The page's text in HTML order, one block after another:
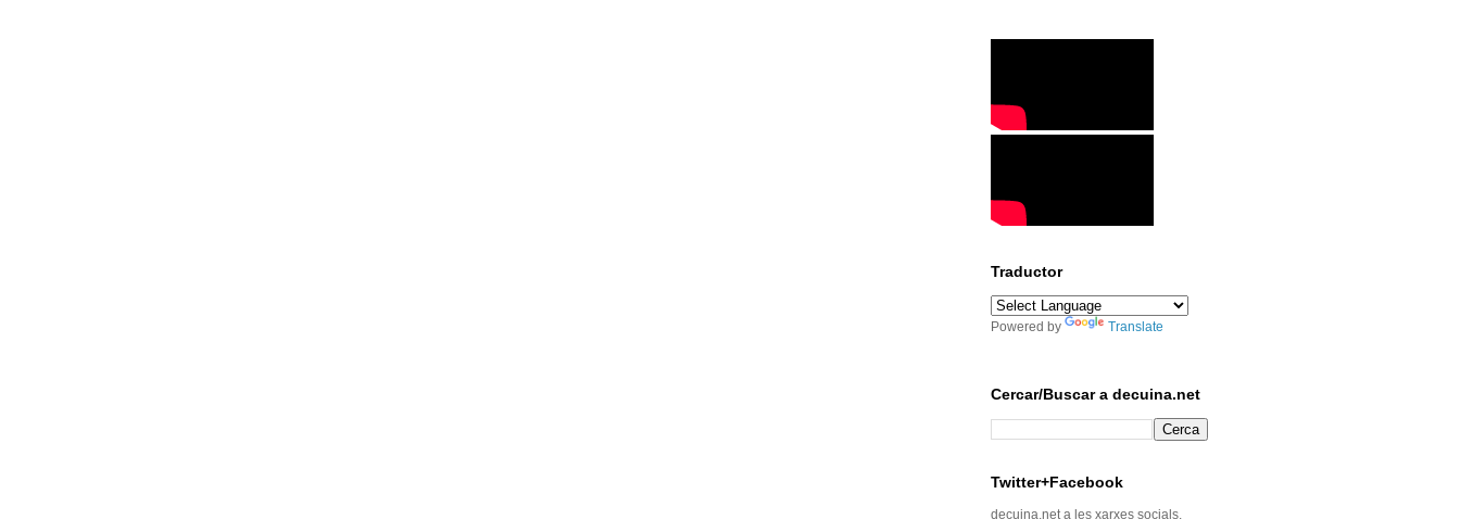
Traductor
Powered by Translate
Cercar/Buscar a decuina.net
Twitter+Facebook
decuina.net a les xarxes socials.